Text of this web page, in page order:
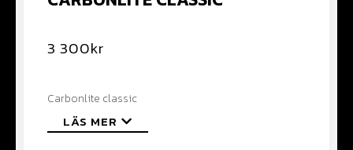
3 300kr
Carbonlite classic
LÄS MER